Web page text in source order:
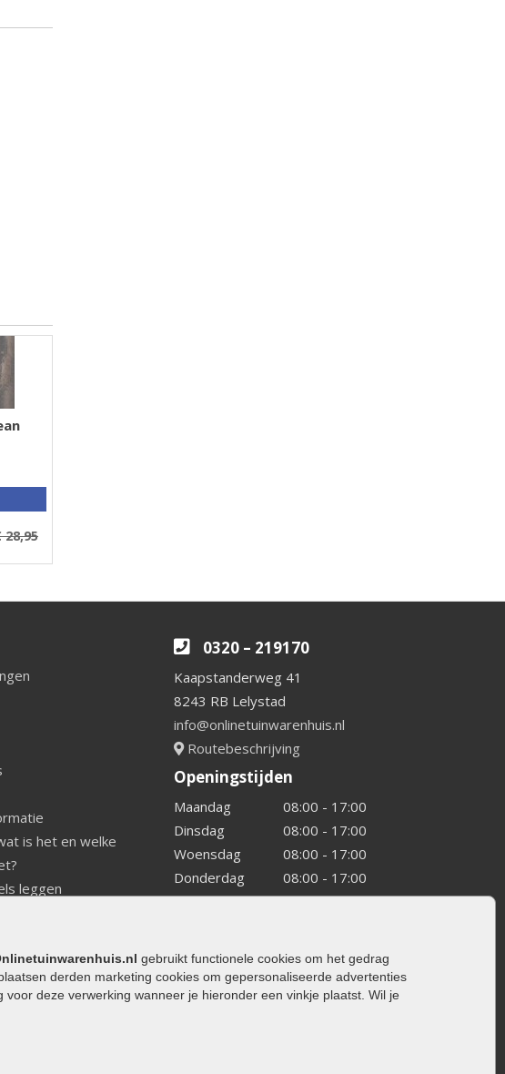
gebruikt functionele cookies om het gedrag
derden marketing cookies om gepersonaliseerde advertenties
deze verwerking wanneer je hieronder een vinkje plaatst. Wil je
28,95
is het en welke
leggen
bij mij
gebakken bestrating
0320 – 219170
Kaapstanderweg 41
8243 RB Lelystad
info@onlinetuinwarenhuis.nl
Routebeschrijving
Openingstijden
Maandag
08:00 - 17:00
Dinsdag
08:00 - 17:00
Woensdag
08:00 - 17:00
Donderdag
08:00 - 17:00
Vrijdag
08:00 - 17:00